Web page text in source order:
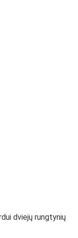
dviejų rungtynių